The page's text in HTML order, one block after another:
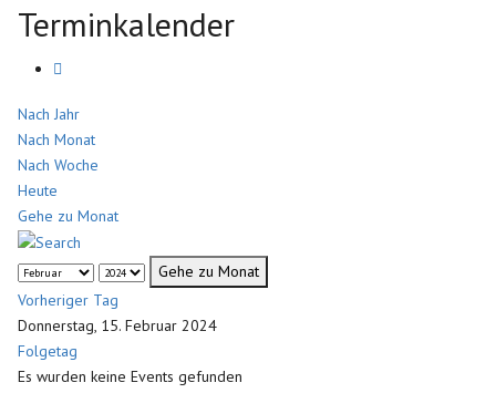
Terminkalender
Nach Jahr
Nach Monat
Nach Woche
Heute
Gehe zu Monat
Gehe zu Monat
Vorheriger Tag
Donnerstag, 15. Februar 2024
Folgetag
Es wurden keine Events gefunden